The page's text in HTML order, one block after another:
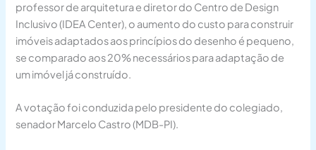
professor de arquitetura e diretor do Centro de Design
Inclusivo (IDEA Center), o aumento do custo para construir
imóveis adaptados aos princípios do desenho é pequeno,
se comparado aos 20% necessários para adaptação de
um imóvel já construído.
A votação foi conduzida pelo presidente do colegiado,
senador Marcelo Castro (MDB-PI).